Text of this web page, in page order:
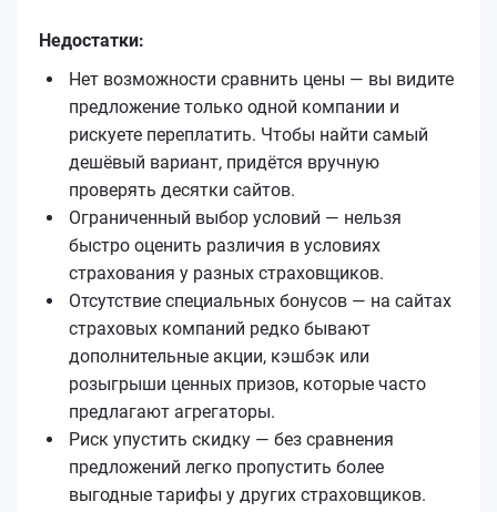
Недостатки:
Нет возможности сравнить цены — вы видите
предложение только одной компании и
рискуете переплатить. Чтобы найти самый
дешёвый вариант, придётся вручную
проверять десятки сайтов.
Ограниченный выбор условий — нельзя
быстро оценить различия в условиях
страхования у разных страховщиков.
Отсутствие специальных бонусов — на сайтах
страховых компаний редко бывают
дополнительные акции, кэшбэк или
розыгрыши ценных призов, которые часто
предлагают агрегаторы.
Риск упустить скидку — без сравнения
предложений легко пропустить более
выгодные тарифы у других страховщиков.